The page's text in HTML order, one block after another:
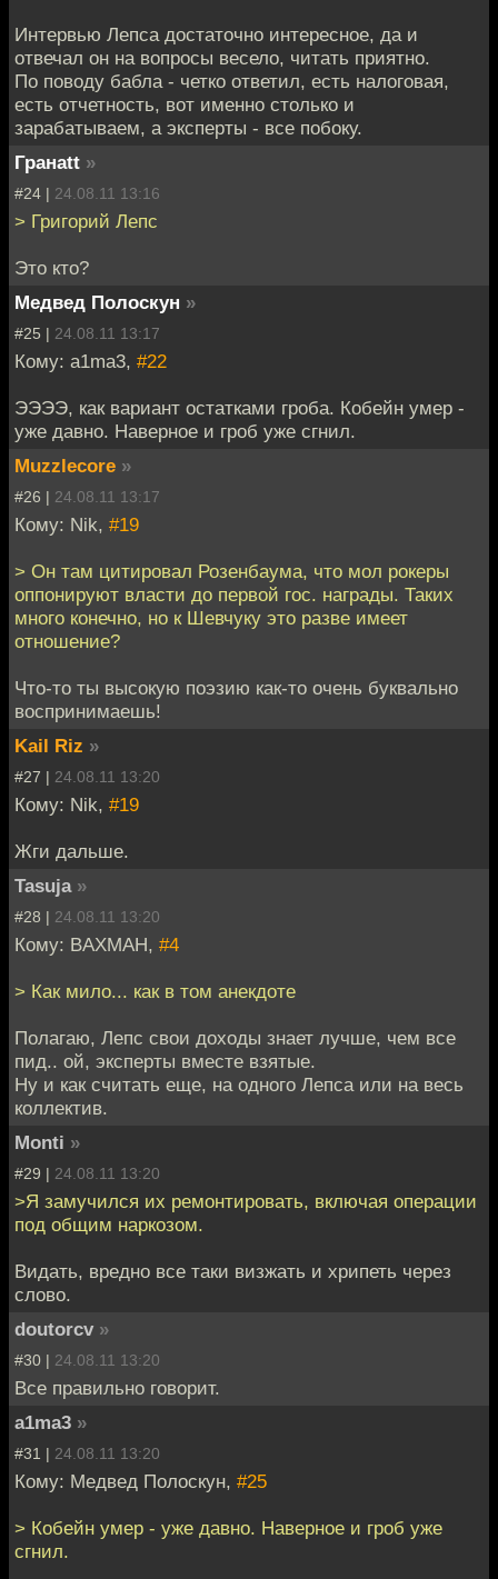
Интервью Лепса достаточно интересное, да и
отвечал он на вопросы весело, читать приятно.
По поводу бабла - четко ответил, есть налоговая,
есть отчетность, вот именно столько и
зарабатываем, а эксперты - все побоку.
Гранаtt »
#24 | 24.08.11 13:16
> Григорий Лепс
Это кто?
Медвед Полоскун »
#25 | 24.08.11 13:17
Кому: a1ma3, #22
ЭЭЭЭ, как вариант остатками гроба. Кобейн умер -
уже давно. Наверное и гроб уже сгнил.
Muzzlecore »
#26 | 24.08.11 13:17
Кому: Nik, #19
> Он там цитировал Розенбаума, что мол рокеры
оппонируют власти до первой гос. награды. Таких
много конечно, но к Шевчуку это разве имеет
отношение?
Что-то ты высокую поэзию как-то очень буквально
воспринимаешь!
Kail Riz »
#27 | 24.08.11 13:20
Кому: Nik, #19
Жги дальше.
Tasuja »
#28 | 24.08.11 13:20
Кому: BAXMAH, #4
> Как мило... как в том анекдоте
Полагаю, Лепс свои доходы знает лучше, чем все
пид.. ой, эксперты вместе взятые.
Ну и как считать еще, на одного Лепса или на весь
коллектив.
Monti »
#29 | 24.08.11 13:20
>Я замучился их ремонтировать, включая операции
под общим наркозом.
Видать, вредно все таки визжать и хрипеть через
слово.
doutorcv »
#30 | 24.08.11 13:20
Все правильно говорит.
a1ma3 »
#31 | 24.08.11 13:20
Кому: Медвед Полоскун, #25
> Кобейн умер - уже давно. Наверное и гроб уже
сгнил.